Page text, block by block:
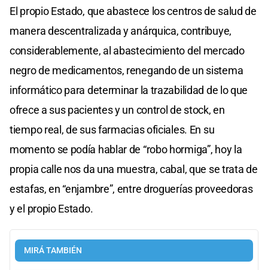
El propio Estado, que abastece los centros de salud de
manera descentralizada y anárquica, contribuye,
considerablemente, al abastecimiento del mercado
negro de medicamentos, renegando de un sistema
informático para determinar la trazabilidad de lo que
ofrece a sus pacientes y un control de stock, en
tiempo real, de sus farmacias oficiales. En su
momento se podía hablar de “robo hormiga”, hoy la
propia calle nos da una muestra, cabal, que se trata de
estafas, en “enjambre”, entre droguerías proveedoras
y el propio Estado.
MIRÁ TAMBIÉN